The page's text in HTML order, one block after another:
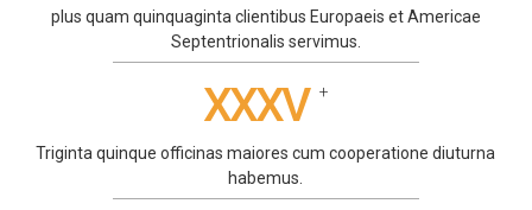
plus quam quinquaginta clientibus Europaeis et Americae
Septentrionalis servimus.
XXXV +
Triginta quinque officinas maiores cum cooperatione diuturna
habemus.